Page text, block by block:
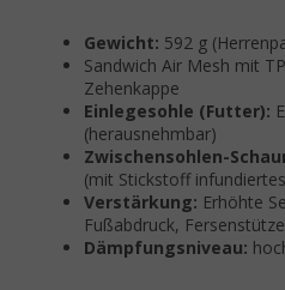
Gewicht: 592 g
Sandwich Air Mesh mit
Zehenkappe
Einlegesohle (Futter):
(herausnehmbar)
Zwischensohlen-
(mit Stickstoff
Verstärkung: Erhöhte
Fußabdruck, Fersenstütze
Dämpfungsniveau: